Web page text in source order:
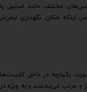
مختلف مانند استیل یا
امکان نگهداری ایمن‌تر
یکپارچه در داخل کابینت‌ها
و مرتب می‌بخشند و به ویژه در